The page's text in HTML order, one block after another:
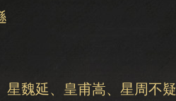
星魏延、皇甫嵩、星周不疑